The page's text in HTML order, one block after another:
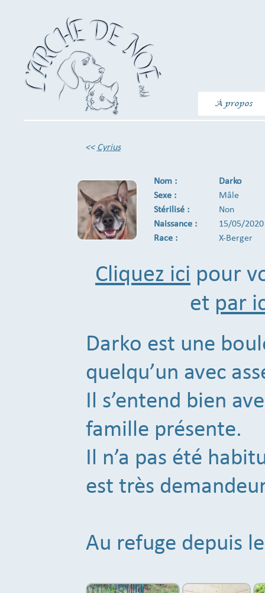
À propos
<< Cyrius
Nom :
Darko
Sexe :
Mâle
Stérilisé :
Non
Naissance :
15/05/2020
Race :
X-Berger
Cliquez ici pour
et par
Darko est une
quelqu’un avec
Il s’entend bien
famille présente.
Il n’a pas été
est très
Au refuge depuis